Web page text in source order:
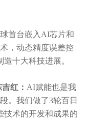
首台嵌入AI芯片和
，动态精度误差控
十大科技进展。
红： AI赋能也是我
。我们做了3轮百日
技术的开发和成果的